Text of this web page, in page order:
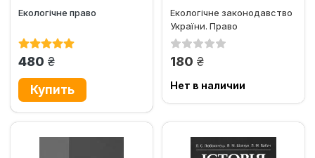
Екологічне право
480 грн.
Екологічне законодавство
України. Право
180 грн.
Нет в наличии